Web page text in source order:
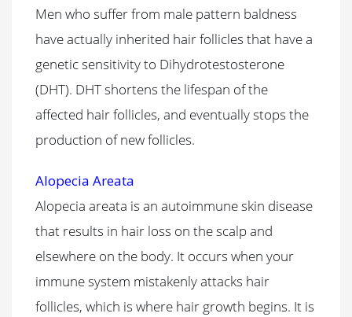
Men who suffer from male pattern baldness
have actually inherited hair follicles that have a
genetic sensitivity to Dihydrotestosterone
(DHT). DHT shortens the lifespan of the
affected hair follicles, and eventually stops the
production of new follicles.
Alopecia Areata
Alopecia areata is an autoimmune skin disease
that results in hair loss on the scalp and
elsewhere on the body. It occurs when your
immune system mistakenly attacks hair
follicles, which is where hair growth begins. It is